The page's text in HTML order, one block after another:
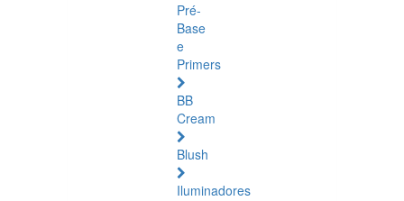
Pré-
Base
e
Primers
BB
Cream
Blush
Iluminadores